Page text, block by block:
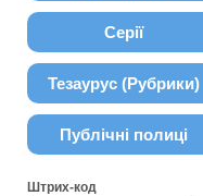
Серії
Тезаурус (Рубрики)
Публічні полиці
Штрих-код